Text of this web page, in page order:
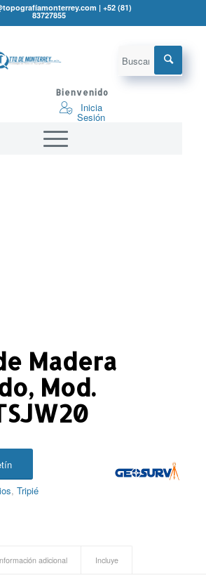
| +52 (81)
83727855
Bienvenido
Inicia
Sesión
Madera
Mod.
, Tripié
adicional Incluye